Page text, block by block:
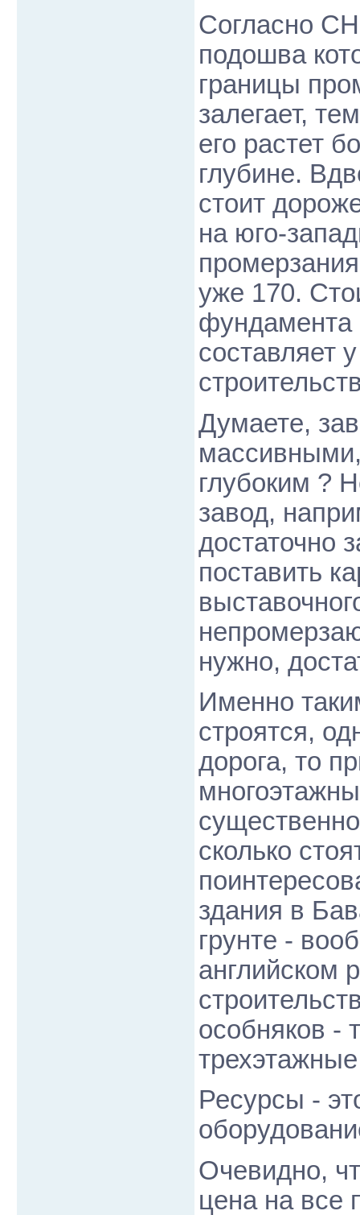
Согласно
подошва
границы
залегает,
его растет
глубине.
стоит
на юго-
уже 170.
фундамента
составляет
Думаете,
глубоким ?
завод,
достаточно
поставить
нужно,
Именно
строятся,
дорога, то
сколько
здания в
грунте -
английском
особняков -
Ресурсы -
Очевидно,
цена на все